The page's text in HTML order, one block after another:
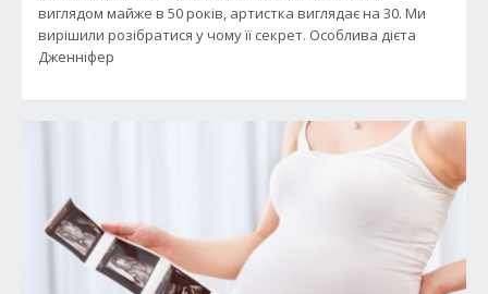
виглядом майже в 50 років, артистка виглядає на 30. Ми
вирішили розібратися у чому її секрет. Особлива дієта
Дженніфер